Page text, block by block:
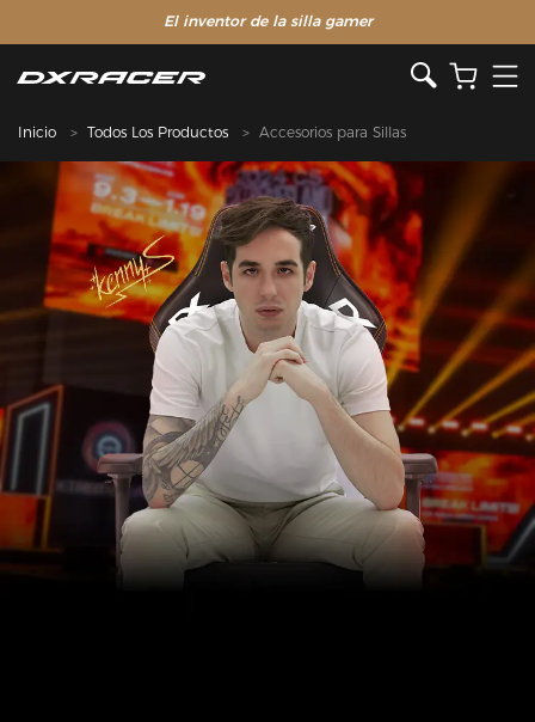
El inventor de la silla gamer
Inicio Todos Los Productos Accesorios para Sillas